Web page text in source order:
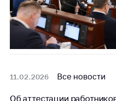
Приемная
Министра
Горячая линия
Пресс-служба
государственный
11.02.2026 Все новости
Об аттестации